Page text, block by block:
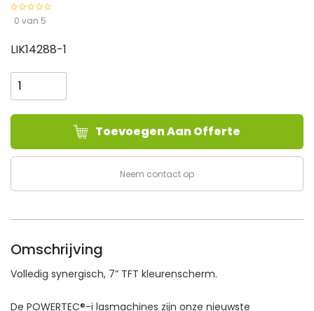
0 van 5
LIK14288-1
Electric
POWERTEC®
I380C
aantal
Toevoegen Aan Offerte
Neem contact op
Omschrijving
Volledig synergisch, 7” TFT kleurenscherm.
De POWERTEC®-i lasmachines zijn onze nieuwste